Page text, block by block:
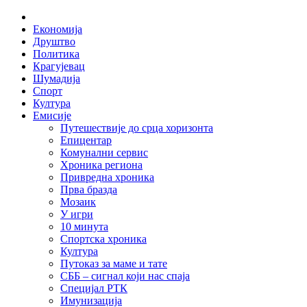
Skip
content
Економија
Друштво
Политика
Крагујевац
Шумадија
Спорт
Култура
Емисије
Путешествије до срца хоризонта
Епицентар
Комунални сервис
Хроника региона
Привредна хроника
Прва бразда
Мозаик
У игри
10 минута
Спортска хроника
Култура
Путоказ за маме и тате
СББ – сигнал који нас спаја
Специјал РТК
Имунизација